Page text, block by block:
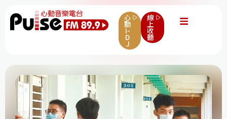
心
動
i-
D
J
線
上
收
聽